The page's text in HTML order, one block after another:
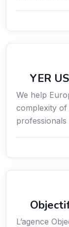
YER
We help
complexity
professionals
L’agence